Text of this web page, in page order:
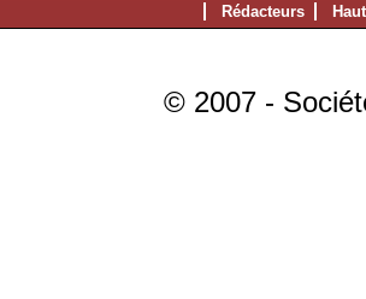
Rédacteurs
© 2007 -